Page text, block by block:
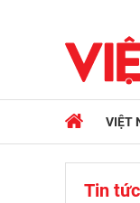
VIỆT
Tin tức